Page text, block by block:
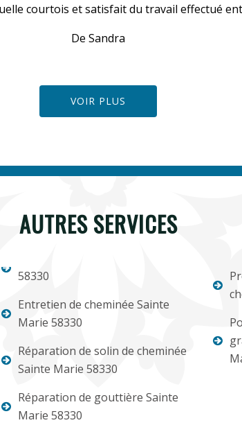
courtois et satisfait du travail effectué
De Sandra
VOIR PLUS
AUTRES SERVICES
58330
Entretien de cheminée Sainte
Marie 58330
Réparation de solin de cheminée
Sainte Marie 58330
Réparation de gouttière Sainte
Marie 58330